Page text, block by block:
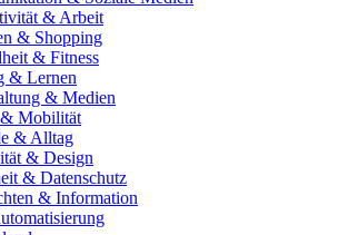
& Arbeit
& Shopping
& Fitness
& Lernen
& Medien
Mobilität
& Alltag
& Design
& Datenschutz
& Information